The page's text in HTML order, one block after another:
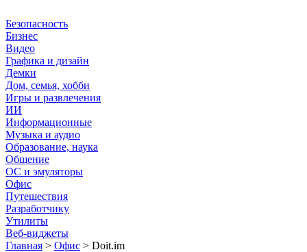
Безопасность
Бизнес
Видео
Графика и дизайн
Демки
Дом, семья, хобби
Игры и развлечения
ИИ
Информационные
Музыка и аудио
Образование, наука
Общение
ОС и эмуляторы
Офис
Путешествия
Разработчику
Утилиты
Веб-виджеты
Главная > Офис > Doit.im